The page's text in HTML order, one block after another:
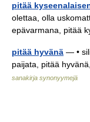
pitää
olettaa, olla
epävarmana, pitää
pitää hyvänä — •
paijata, pitää
sanakirja synonyymejä